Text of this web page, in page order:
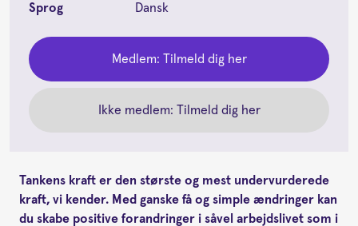
Sprog
Dansk
Medlem: Tilmeld dig her
Ikke medlem: Tilmeld dig her
Tankens kraft er den største og mest undervurderede
kraft, vi kender. Med ganske få og simple ændringer kan
du skabe positive forandringer i såvel arbejdslivet som i